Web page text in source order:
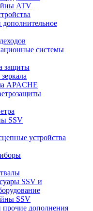
ATV
системы
защиты
APACHE
SSV
устройства
SSV и
SSV
дополнения